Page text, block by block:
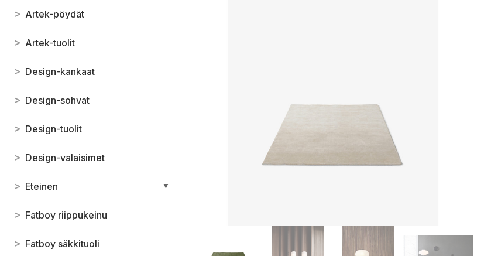
> Artek-pöydät
> Artek-tuolit
> Design-kankaat
> Design-sohvat
> Design-tuolit
> Design-valaisimet
> Eteinen ▼
> Fatboy riippukeinu
> Fatboy säkkituoli